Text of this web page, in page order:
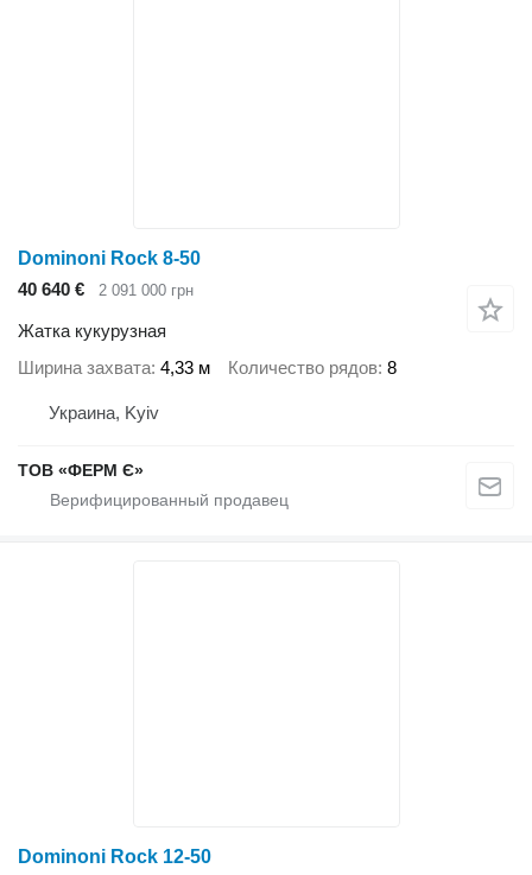
Dominoni Rock 8-50
40 640 €
2 091 000 грн
Жатка кукурузная
Ширина захвата 4,33 м Количество рядов 8
Украина, Kyiv
ТОВ «ФЕРМ Є»
Dominoni Rock 12-50